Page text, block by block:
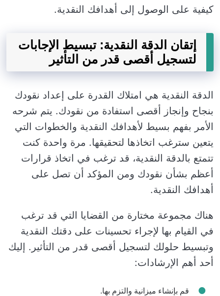
كيفية على الوصول إلى أهدافك النقدية.
إتقان الدقة النقدية: تبسيط الإجابات
لتسجيل أقصى قدر من التأثير
الدقة النقدية هي امتلاك القدرة على إعداد نقودك
بنجاح وإنجاز أقصى استفادة من نقودك. يتم شرحه
الأمر بفهم بسيط لأهدافك النقدية والخطوات التي
يتعين سترغب اتخاذها لتحقيقها. مرة واحدة كنت
تتمتع بالدقة النقدية، قد ترغب في اتخاذ قرارات
أعظم بشأن نقودك ومن المؤكد أن تصل على
أهدافك النقدية.
هناك مجموعة مختارة من القضايا التي قد ترغب
في القيام بها لإجراء تحسينات على دقتك النقدية
وتبسيط حلولك لتسجيل أقصى قدر من التأثير. إليك
أحد أهم الإرشادات:
قم بإنشاء ميزانية والتزم بها.